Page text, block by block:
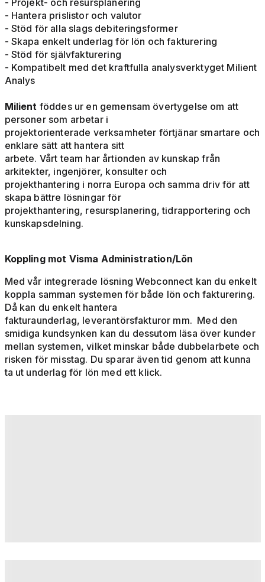
- Hantera prislistor och valutor
- Stöd för alla slags debiteringsformer
- Skapa enkelt underlag för lön och fakturering
- Stöd för självfakturering
- Kompatibelt med det kraftfulla analysverktyget Milient
Analys
Milient föddes ur en gemensam övertygelse om att
personer som arbetar i
projektorienterade verksamheter förtjänar smartare och
enklare sätt att hantera sitt
arbete. Vårt team har årtionden av kunskap från
arkitekter, ingenjörer, konsulter och
projekthantering i norra Europa och samma driv för att
skapa bättre lösningar för
projekthantering, resursplanering, tidrapportering och
kunskapsdelning.
Koppling mot Visma Administration/Lön
Med vår integrerade lösning Webconnect kan du enkelt
koppla samman systemen för både lön och fakturering.
Då kan du enkelt hantera
fakturaunderlag, leverantörsfakturor mm. Med den
smidiga kundsynken kan du dessutom läsa över kunder
mellan systemen, vilket minskar både dubbelarbete och
risken för misstag. Du sparar även tid genom att kunna
ta ut underlag för lön med ett klick.